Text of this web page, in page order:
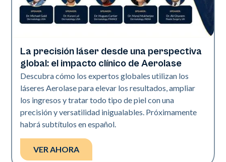
Era Elite | Neo Elite | Presentaciones
La precisión láser desde una perspectiva
global: el impacto clínico de Aerolase
Descubra cómo los expertos globales utilizan los
láseres Aerolase para elevar los resultados, ampliar
los ingresos y tratar todo tipo de piel con una
precisión y versatilidad inigualables. Próximamente
habrá subtítulos en español.
VER AHORA